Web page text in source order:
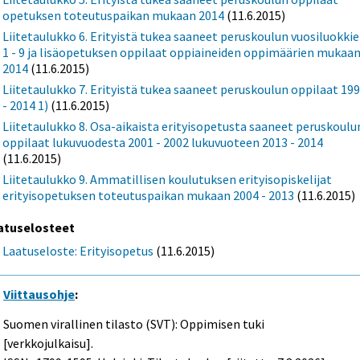
opetuksen toteutuspaikan mukaan 2014 (11.6.2015)
Liitetaulukko 6. Erityistä tukea saaneet peruskoulun
1 - 9 ja lisäopetuksen oppilaat oppiaineiden oppimäärien mukaan
2014 (11.6.2015)
Liitetaulukko 7. Erityistä tukea saaneet peruskoulun oppilaat
- 2014 1) (11.6.2015)
Liitetaulukko 8. Osa-aikaista erityisopetusta saaneet
oppilaat lukuvuodesta 2001 - 2002 lukuvuoteen 2013 - 2014
(11.6.2015)
Liitetaulukko 9. Ammatillisen koulutuksen erityisopiskelijat
erityisopetuksen toteutuspaikan mukaan 2004 - 2013 (11.6.2015)
Laatuseloste: Erityisopetus (11.6.2015)
Viittausohje:
Suomen virallinen tilasto (SVT): Oppimisen tuki
[verkkojulkaisu].